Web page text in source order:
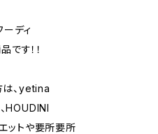
ディ
す！！
は、yetina
HOUDINI
ットや要所要所